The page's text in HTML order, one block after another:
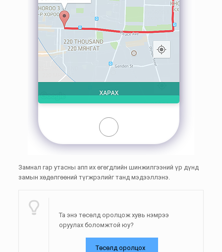
Замнал гар утасны апп их өгөгдлийн шинжилгээний үр дүнд
замын хөдөлгөөний түгжрэлийг танд мэдээллэнэ.
Та энэ төсөлд оролцож хувь нэмрээ
оруулах боломжтой юу?
Төсөлд оролцох